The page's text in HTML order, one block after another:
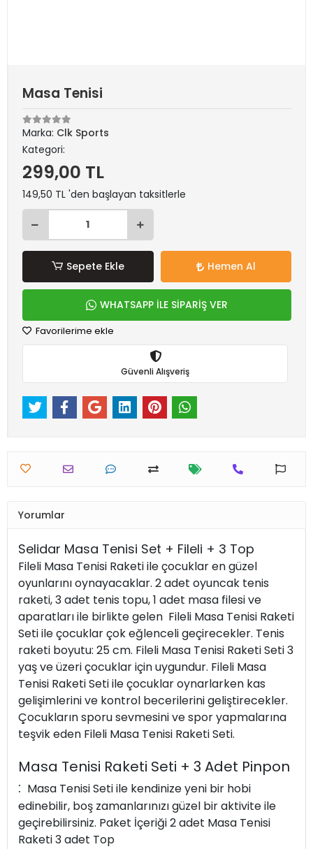
Masa Tenisi
Marka: Clk Sports
Kategori:
299,00 TL
149,50 TL 'den başlayan taksitlerle
Sepete Ekle Hemen Al
WHATSAPP İLE SİPARİŞ VER
Favorilerime ekle
Güvenli Alışveriş
Yorumlar
Selidar Masa Tenisi Set + Fileli + 3 Top
Fileli Masa Tenisi Raketi ile çocuklar en güzel
oyunlarını oynayacaklar. 2 adet oyuncak tenis
raketi, 3 adet tenis topu, 1 adet masa filesi ve
aparatları ile birlikte gelen Fileli Masa Tenisi Raketi
Seti ile çocuklar çok eğlenceli geçirecekler. Tenis
raketi boyutu: 25 cm. Fileli Masa Tenisi Raketi Seti 3
yaş ve üzeri çocuklar için uygundur. Fileli Masa
Tenisi Raketi Seti ile çocuklar oynarlarken kas
gelişimlerini ve kontrol becerilerini geliştirecekler.
Çocukların sporu sevmesini ve spor yapmalarına
teşvik eden Fileli Masa Tenisi Raketi Seti.
Masa Tenisi Raketi Seti + 3 Adet Pinpon
: Masa Tenisi Seti ile kendinize yeni bir hobi
edinebilir, boş zamanlarınızı güzel bir aktivite ile
geçirebilirsiniz. Paket İçeriği 2 adet Masa Tenisi
Raketi 3 adet Top